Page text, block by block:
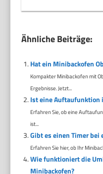
Ähnliche Beiträge:
Hat ein Minibackofen
Kompakter Minibackofen mit
Ergebnisse. Jetzt...
Ist eine Auftaufunktion
Erfahren Sie, ob eine
ist...
Gibt es einen Timer
Erfahren Sie hier, ob Ihr
Wie funktioniert die
Minibackofen?